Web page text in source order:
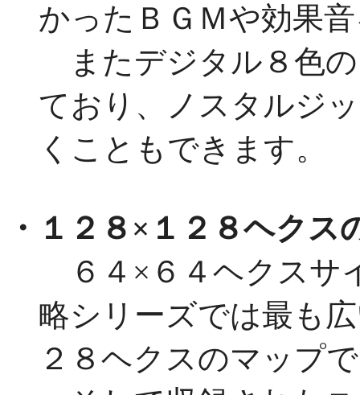
かったＢＧＭや効果
またデジタル８色
ており、ノスタルジ
くこともできます。
・１２８×１２８ヘク
６４×６４ヘクスサ
略シリーズでは最も
２８ヘクスのマップ